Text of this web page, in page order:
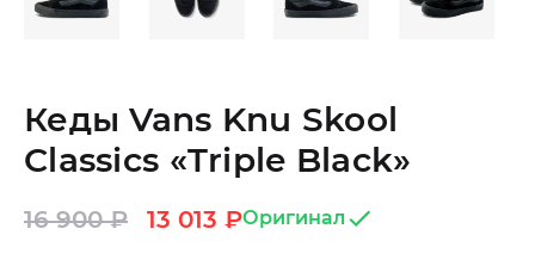
Кеды Vans Knu Skool
Classics «Triple Black»
16 900₽ 13 013 ₽Оригинал